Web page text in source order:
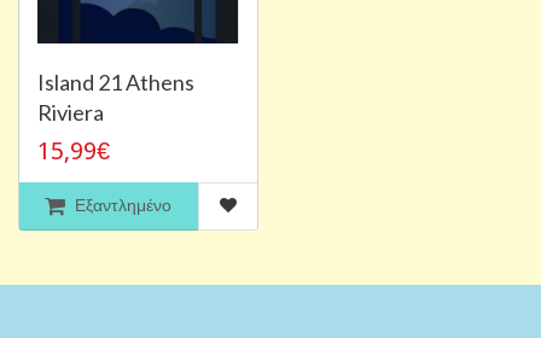
Island 21 Athens
Riviera
15,99€
Εξαντλημένο